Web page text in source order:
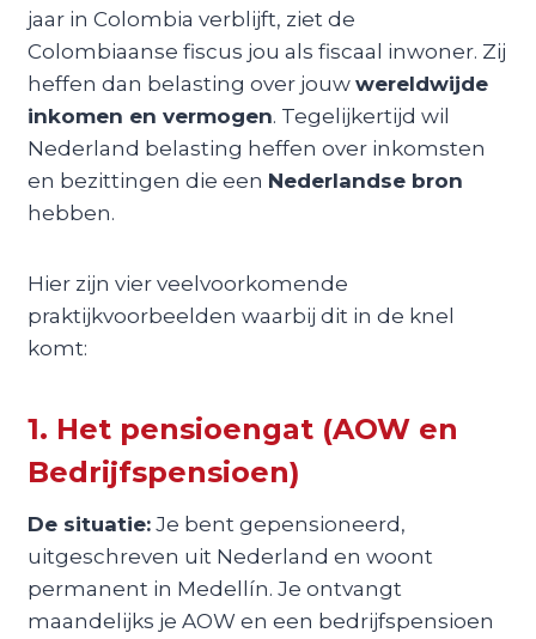
jaar in Colombia verblijft, ziet de
Colombiaanse fiscus jou als fiscaal inwoner. Zij
heffen dan belasting over jouw wereldwijde
inkomen en vermogen. Tegelijkertijd wil
Nederland belasting heffen over inkomsten
en bezittingen die een Nederlandse bron
hebben.
Hier zijn vier veelvoorkomende
praktijkvoorbeelden waarbij dit in de knel
komt:
1. Het pensioengat (AOW en
Bedrijfspensioen)
De situatie:Je bent gepensioneerd,
uitgeschreven uit Nederland en woont
permanent in Medellín. Je ontvangt
maandelijks je AOW en een bedrijfspensioen